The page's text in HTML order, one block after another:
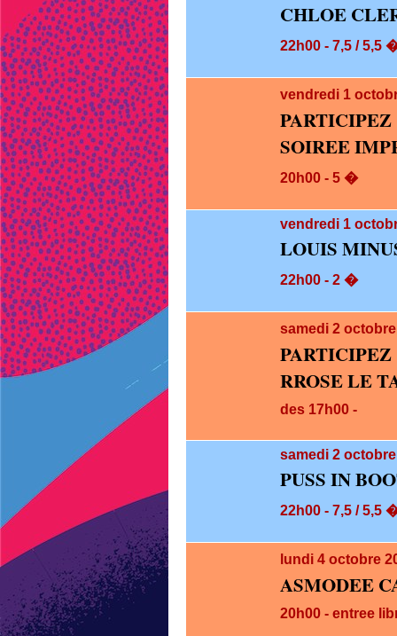
CHLOE
22h00 - 7,5 / 5,5
vendredi 1
SOIREE
20h00 - 5 �
vendredi 1
LOUIS
22h00 - 2 �
samedi 2
RROSE LE
des 17h00 -
samedi 2
PUSS IN
22h00 - 7,5 / 5,5
lundi 4 octobre
ASMODEE
20h00 - entree